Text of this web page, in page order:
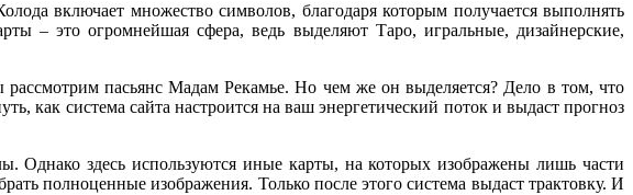
включает множество символов, благодаря которым получается выполнять
– это огромнейшая сфера, ведь выделяют Таро, игральные, дизайнерские,
пасьянс Мадам Рекамье. Но чем же он выделяется? Дело в том, что
как система сайта настроится на ваш энергетический поток и выдаст прогноз
Однако здесь используются иные карты, на которых изображены лишь части
полноценные изображения. Только после этого система выдаст трактовку. И